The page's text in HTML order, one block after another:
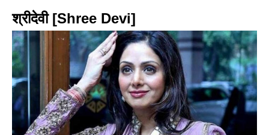
श्रीदेवी [Shree Devi]